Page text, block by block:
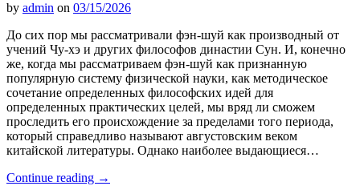
by admin on 03/15/2026
До сих пор мы рассматривали фэн-шуй как производный от
учений Чу-хэ и других философов династии Сун. И, конечно
же, когда мы рассматриваем фэн-шуй как признанную
популярную систему физической науки, как методическое
сочетание определенных философских идей для
определенных практических целей, мы вряд ли сможем
проследить его происхождение за пределами того периода,
который справедливо называют августовским веком
китайской литературы. Однако наиболее выдающиеся…
Continue reading →